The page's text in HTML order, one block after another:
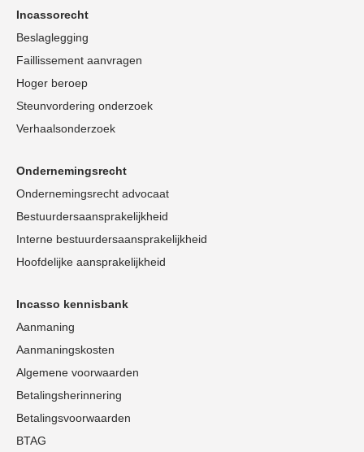
Incassorecht
Beslaglegging
Faillissement aanvragen
Hoger beroep
Steunvordering onderzoek
Verhaalsonderzoek
Ondernemingsrecht
Ondernemingsrecht advocaat
Bestuurdersaansprakelijkheid
Interne bestuurdersaansprakelijkheid
Hoofdelijke aansprakelijkheid
Incasso kennisbank
Aanmaning
Aanmaningskosten
Algemene voorwaarden
Betalingsherinnering
Betalingsvoorwaarden
BTAG